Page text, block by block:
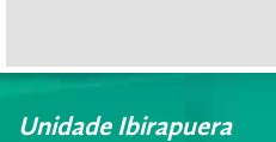
Unidade Ibirapuera